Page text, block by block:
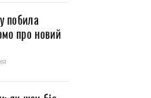
побила
про новий